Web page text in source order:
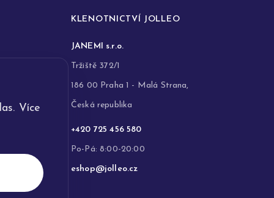
Více
KLENOTNICTVÍ JOLLEO
JANEMI s.r.o.
Tržiště 372/1
186 00 Praha 1 - Malá Strana,
Česká republika
+420 725 456 580
Po-Pá: 8:00-20:00
eshop@jolleo.cz